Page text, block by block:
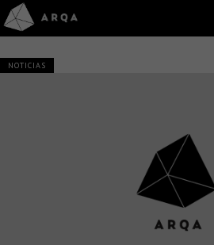
NOTICIAS